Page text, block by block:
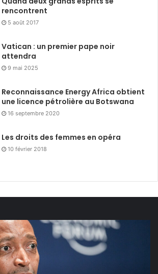
rencontrent
5 août 2017
Vatican : un premier pape noir
attendra
9 mai 2025
Reconnaissance Energy Africa obtient
une licence pétrolière au Botswana
16 septembre 2020
Les droits des femmes en opéra
10 février 2018